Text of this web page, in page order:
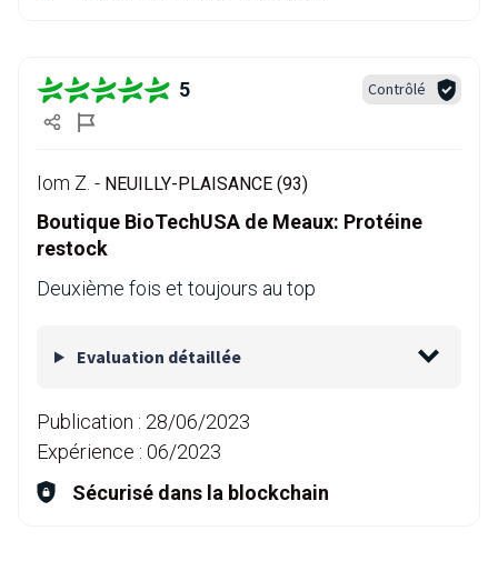
5 Contrôlé
Iom Z. - NEUILLY-PLAISANCE (93)
Boutique BioTechUSA de Meaux: Protéine
restock
Deuxième fois et toujours au top
Evaluation détaillée
Publication : 28/06/2023
Expérience : 06/2023
Sécurisé dans la blockchain